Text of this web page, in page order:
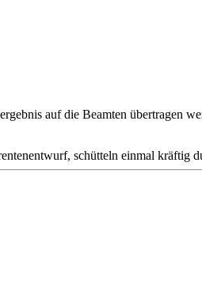
auf die Beamten übertragen
schütteln einmal